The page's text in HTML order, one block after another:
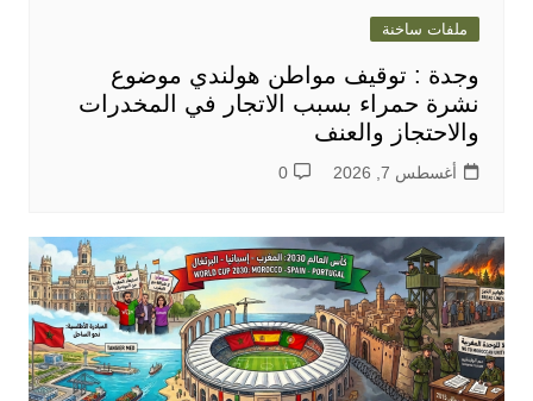
ملفات ساخنة
وجدة : توقيف مواطن هولندي موضوع
نشرة حمراء بسبب الاتجار في المخدرات
والاحتجاز والعنف
أغسطس 7, 2026 0